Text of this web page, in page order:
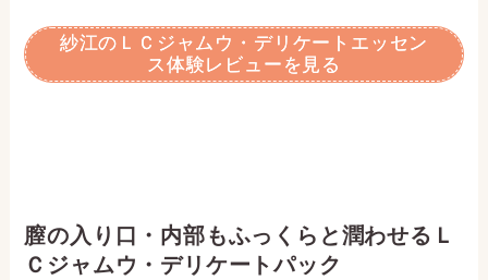
紗江のＬＣジャムウ・デリケートエッセン
ス体験レビューを見る
膣の入り口・内部もふっくらと潤わせるＬ
Ｃジャムウ・デリケートパック